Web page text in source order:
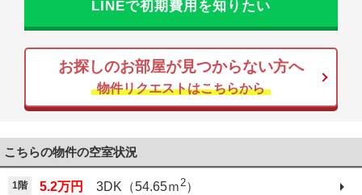
LINEで初期費用を知りたい
お探しのお部屋が見つからない方へ
物件リクエストはこちらから
こちらの物件の空室状況
1階 5.2万円 3DK（54.65ｍ2）